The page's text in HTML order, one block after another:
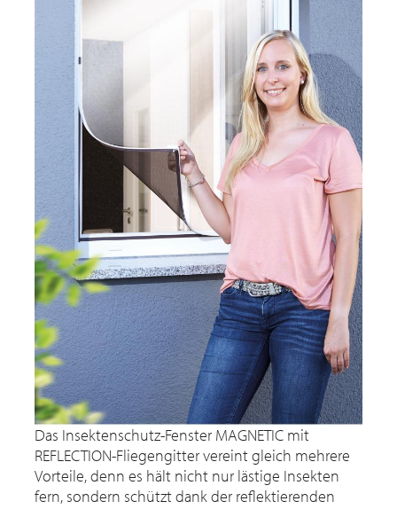
Das Insektenschutz-Fenster MAGNETIC mit
REFLECTION-Fliegengitter vereint gleich mehrere
Vorteile, denn es hält nicht nur lästige Insekten
fern, sondern schützt dank der reflektierenden